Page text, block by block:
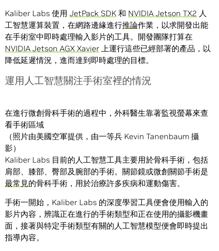
Kaliber Labs 使用 JetPack SDK 和 NVIDIA Jetson TX2 人
工智慧運算裝置，在網路邊緣進行推論作業，以求開發出能
在手術室中即時處理輸入影片的工具。開發團隊打算在
NVIDIA Jetson AGX Xavier 上運行這些已經部署的產品，以
降低延遲情況，進而達到即時處理的目標。
運用人工智慧關注手術室裡的情況
在進行微創骨科手術的過程中，外科醫生靠著監視螢幕來查
看手術區域
（照片由美國空軍提供，由一等兵 Kevin Tanenbaum 攝
影）
Kaliber Labs 目前的人工智慧工具主要用於骨科手術，包括
肩部、膝部、臀部及腕部的手術。關節鏡或微創關節手術是
最常見的骨科手術，用於治療許多疾病和運動傷害。
手術一開始，Kaliber Labs 的深度學習工具便會使用輸入的
影片內容，辨識正在進行的手術類型和正在使用的攝影機畫
面，接著與特定手術類型有關的人工智慧模型便會即時提出
指導內容。